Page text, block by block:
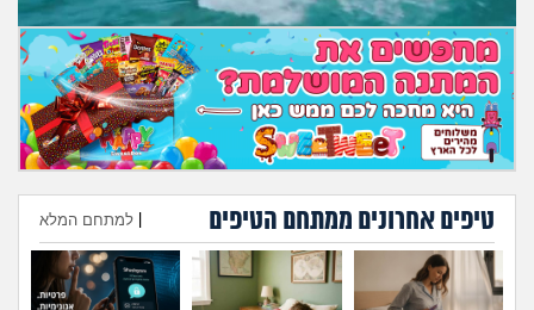
בין הסדינים
חיות מחמד
יוקר המחיה
גאווה
טיפים אחרונים ממתחם הטיפים למתחם המלא
הוספת טיפ